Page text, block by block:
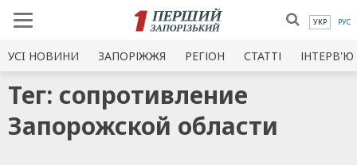
УКР РУС
УСI НОВИНИ ЗАПОРІЖЖЯ РЕГІОН СТАТТІ ІНТЕРВ'Ю
Тег: сопротивление
Запорожской области